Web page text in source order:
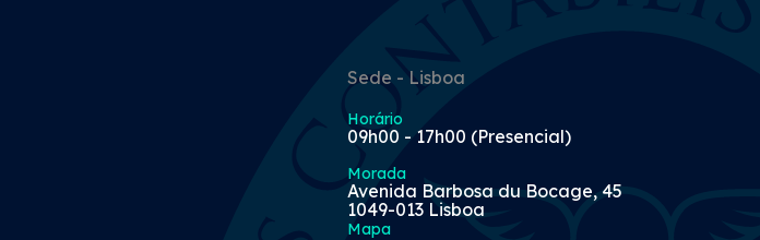
Sede - Lisboa
Horário
09h00 - 17h00 (Presencial)
Morada
Avenida Barbosa du Bocage, 45
1049-013 Lisboa
Mapa